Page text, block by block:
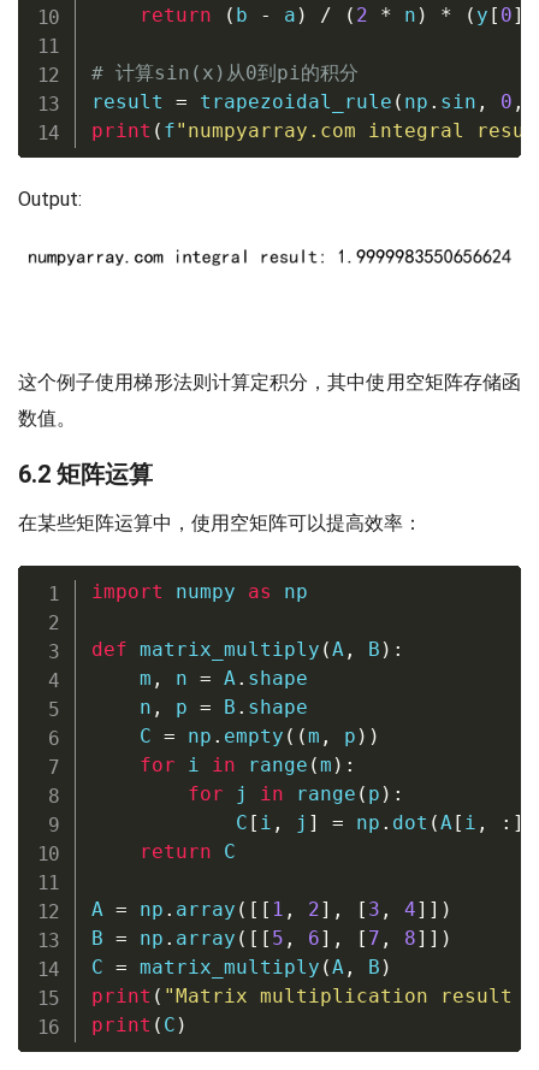
return
( b - a ) / ( 2 * n ) * ( y [ 0]
# 计算sin(x)从0到pi的积分
result = trapezoidal_rule ( np . sin , 0 ,
print ( f"numpyarray.com integral
Output:
这个例子使用梯形法则计算定积分，其中使用空矩阵存储函
数值。
6.2 矩阵运算
在某些矩阵运算中，使用空矩阵可以提高效率：
import numpy as np
def matrix_multiply (A , B ) :
    m
, n = A . shape
    n
, p = B . shape
    C
= np . empty ( (m , p ) )
for i in range (m ) :
for j in range ( p ) :
            C
[ i , j ] = np . dot (A [ i , : ]
return C
A = np . array ( [ [ 1 , 2] , [ 3 , 4] ] )
B = np . array ( [ [ 5 , 6] , [ 7 , 8] ] )
C = matrix_multiply (A , B )
print ( "Matrix multiplication result
print ( C )